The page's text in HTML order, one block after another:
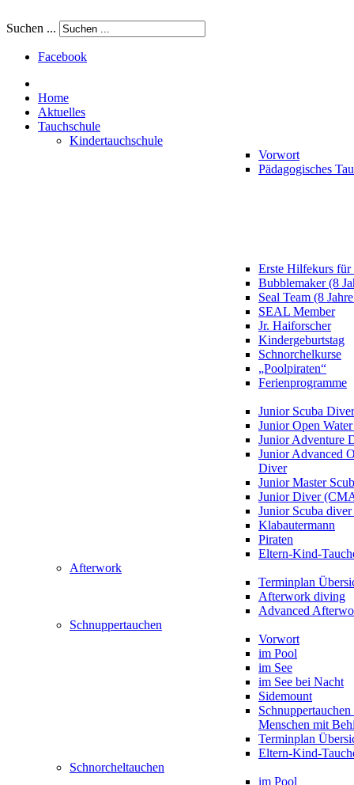
Suchen ...
Facebook
Home
Aktuelles
Tauchschule
Kindertauchschule
Vorwort
Pädagogisches
Erste Hilfekurs
Bubblemaker (8
Seal Team (8
SEAL Member
Jr. Haiforscher
Kindergeburtstag
Schnorchelkurse
„Poolpiraten“
Ferienprogramme
Junior Scuba Diver
Junior Open
Junior Adventure
Junior Advanced
Diver
Junior Master
Junior Diver
Junior Scuba
Klabautermann
Piraten
Eltern-Kind-
Afterwork
Terminplan
Afterwork diving
Advanced
Schnuppertauchen
Vorwort
im Pool
im See
im See bei Nacht
Sidemount
Menschen mit
Terminplan
Eltern-Kind-
Schnorcheltauchen
im Pool